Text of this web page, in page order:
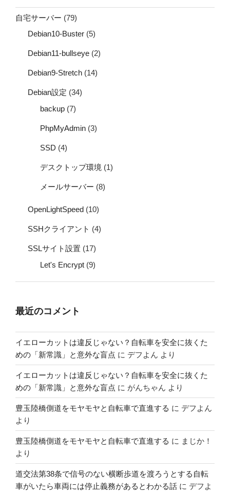
自宅サーバー (79)
Debian10-Buster (5)
Debian11-bullseye (2)
Debian9-Stretch (14)
Debian設定 (34)
backup (7)
PhpMyAdmin (3)
SSD (4)
デスクトップ環境 (1)
メールサーバー (8)
OpenLightSpeed (10)
SSHクライアント (4)
SSLサイト設置 (17)
Let's Encrypt (9)
最近のコメント
イエローカットは違反じゃない？自転車を安全に抜くた
めの「新常識」と意外な盲点 に デフよん より
イエローカットは違反じゃない？自転車を安全に抜くた
めの「新常識」と意外な盲点 に がんちゃん より
豊玉陸橋側道をモヤモヤと自転車で直進する に デフよん
より
豊玉陸橋側道をモヤモヤと自転車で直進する に まじか！
より
道交法第38条で信号のない横断歩道を渡ろうとする自転
車がいたら車両には停止義務があるとわかる話 に デフよ